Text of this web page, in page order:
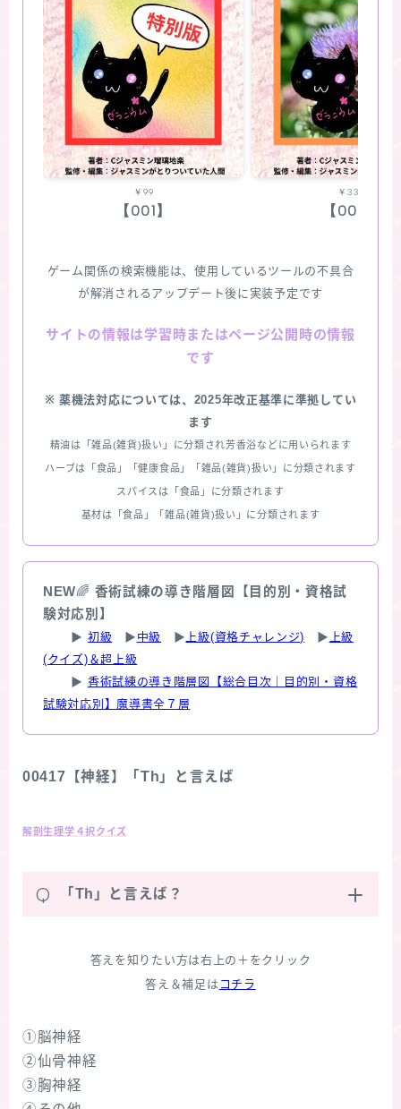
￥99
【001】
￥330
【002】
ゲーム関係の検索機能は、使用しているツールの不具合
が解消されるアップデート後に実装予定です
サイトの情報は学習時またはページ公開時の情報
です
※ 薬機法対応については、2025年改正基準に準拠してい
ます
精油は「雑品(雑貨)扱い」に分類され芳香浴などに用いられます
ハーブは「食品」「健康食品」「雑品(雑貨)扱い」に分類されます
スパイスは「食品」に分類されます
基材は「食品」「雑品(雑貨)扱い」に分類されます
NEW🌈 香術試練の導き階層図【目的別・資格試
験対応別】
▶ 初級 ▶ 中級 ▶ 上級(資格チャレンジ) ▶ 上級
(クイズ)＆超上級
▶ 香術試練の導き階層図【総合目次｜目的別・資格
試験対応別】魔導書全７層
00417【神経】「Th」と言えば
解剖生理学４択クイズ
Q 「Th」と言えば？
答えを知りたい方は右上の＋をクリック
答え＆補足は コチラ
①脳神経
②仙骨神経
③胸神経